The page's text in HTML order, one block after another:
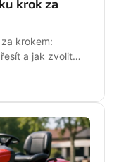
krok za
krokem:
a jak zvolit